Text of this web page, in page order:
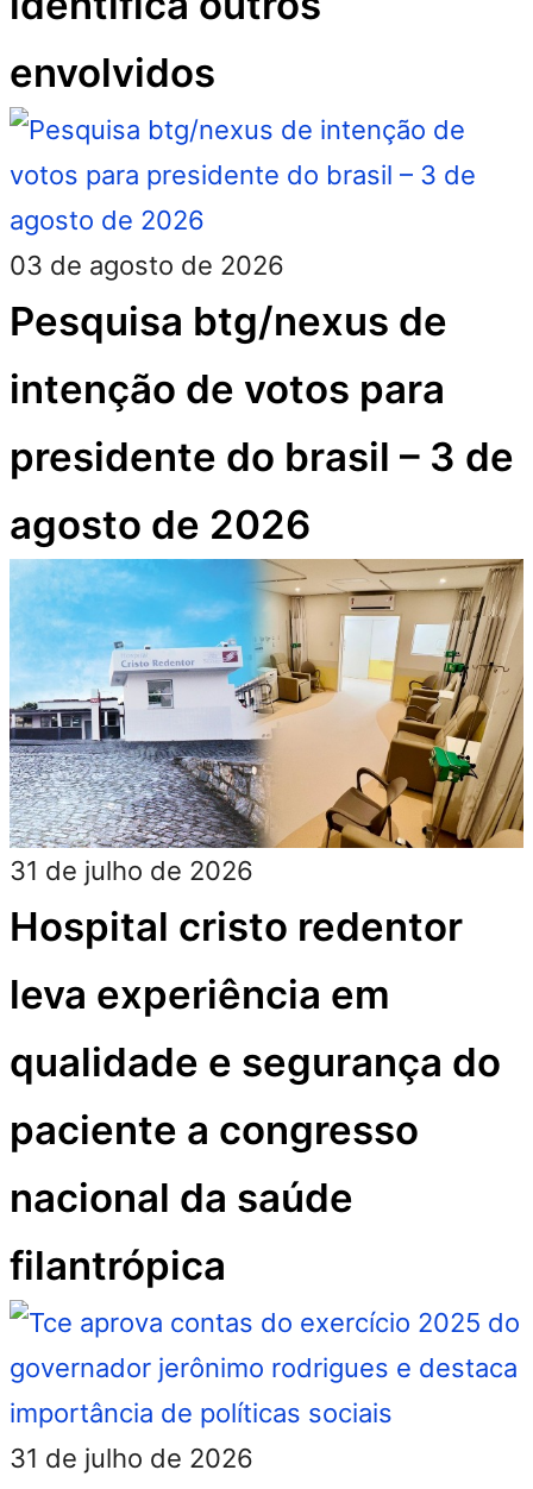
envolvidos
03 de agosto de 2026
Pesquisa btg/nexus de
intenção de votos para
presidente do brasil – 3 de
agosto de 2026
31 de julho de 2026
Hospital cristo redentor
leva experiência em
qualidade e segurança do
paciente a congresso
nacional da saúde
filantrópica
31 de julho de 2026